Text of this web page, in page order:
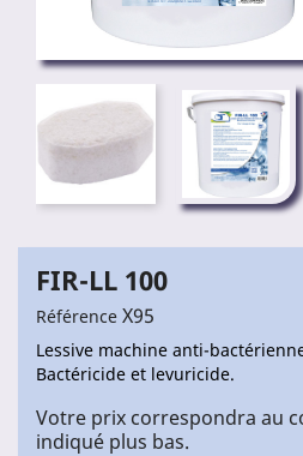
FIR-LL 100
Référence X95
Lessive machine anti-
Bactéricide et levuricide.
Votre prix correspondra au
indiqué plus bas.